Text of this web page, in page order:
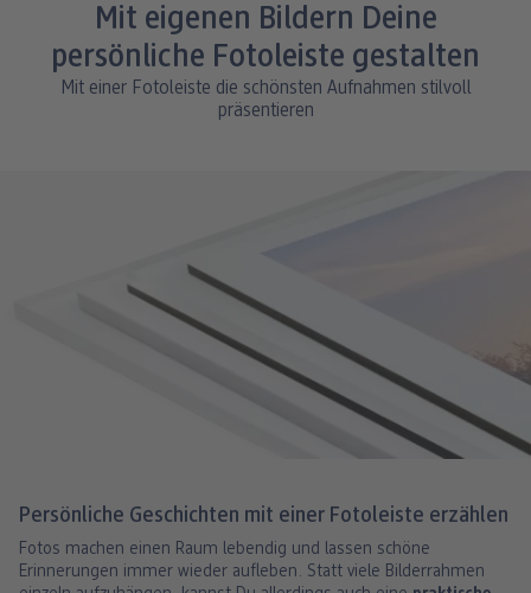
Mit eigenen Bildern Deine
persönliche Fotoleiste gestalten
Mit einer Fotoleiste die schönsten Aufnahmen stilvoll
präsentieren
Persönliche Geschichten mit einer Fotoleiste erzählen
Fotos machen einen Raum lebendig und lassen schöne
Erinnerungen immer wieder aufleben. Statt viele Bilderrahmen